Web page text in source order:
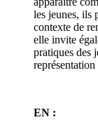
les jeunes, ils
contexte de
elle invite
pratiques des
EN :